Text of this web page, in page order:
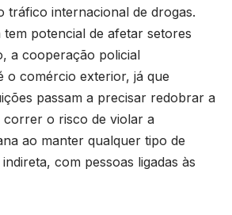
tráfico internacional de drogas.
tem potencial de afetar setores
a cooperação policial
o comércio exterior, já que
passam a precisar redobrar a
correr o risco de violar a
ao manter qualquer tipo de
com pessoas ligadas às